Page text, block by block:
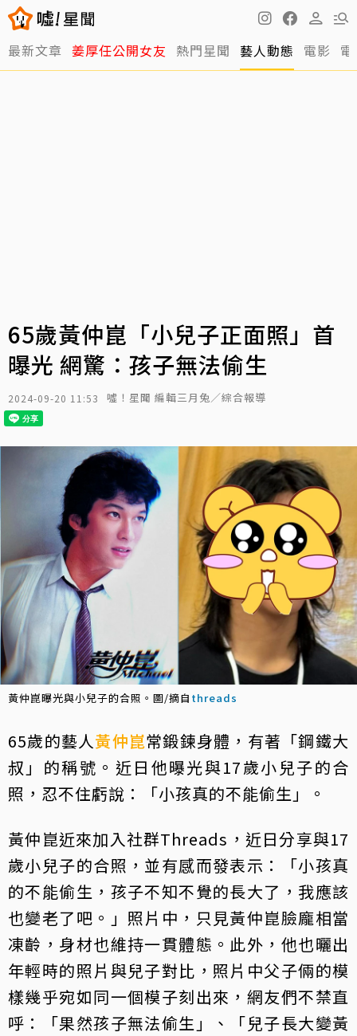
最新文章 姜厚任公開女友 熱門星聞 藝人動態 電影
65歲黃仲崑「小兒子正面照」首
曝光 網驚：孩子無法偷生
2024-09-20 11:53 噓！星聞 編輯三月兔／綜合報導
黃仲崑曝光與小兒子的合照。圖/摘自 threads
65歲的藝人黃仲崑常鍛鍊身體，有著「鋼鐵大
叔」的稱號。近日他曝光與17歲小兒子的合
照，忍不住虧說：「小孩真的不能偷生」。
黃仲崑近來加入社群Threads，近日分享與17
歲小兒子的合照，並有感而發表示：「小孩真
的不能偷生，孩子不知不覺的長大了，我應該
也變老了吧。」照片中，只見黃仲崑臉龐相當
凍齡，身材也維持一貫體態。此外，他也曬出
年輕時的照片與兒子對比，照片中父子倆的模
樣幾乎宛如同一個模子刻出來，網友們不禁直
呼：「果然孩子無法偷生」、「兒子長大變黃